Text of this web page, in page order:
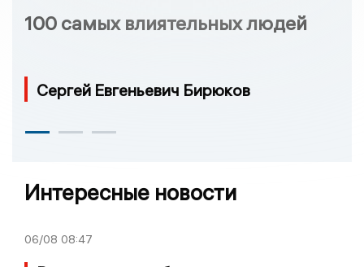
100 самых влиятельных людей
Сергей Евгеньевич Бирюков
Интересные новости
06/08 08:47